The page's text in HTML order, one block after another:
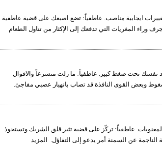
ايجابية مناصب. عاطفياً: تضع اصبعك على قضية عاطفية
المغريات التي تدفعك إلى الإكثار من تناول الطعام
نفسك تحت ضغط كبير. عاطفياً: ما زلت متسرعاً والاقوال
وبعض القوى النافذة قد تصاب بانهيار عصبي مفاجئ.
عاطفياً: تركّز على قضية تثير قلق الشريك وتستحوذ
عن السمنة أمر يدعو إلى التفاؤل. المزيد